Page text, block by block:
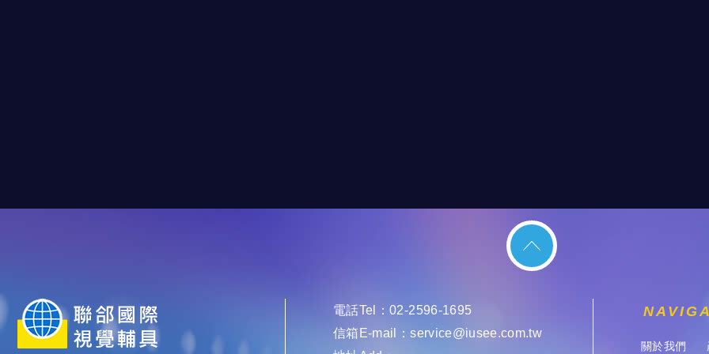
電話Tel：02-2596-1695
信箱E-mail：service@iusee.com.tw
關於我們